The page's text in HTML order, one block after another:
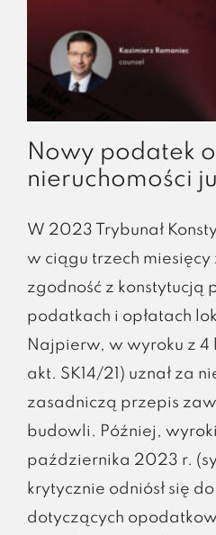
Nowy podatek
nieruchomości
W 2023 Trybunał
w ciągu trzech miesięcy
zgodność z konstytucją
podatkach i opłatach
Najpierw, w wyroku z 4
akt. SK14/21) uznał za
zasadniczą przepis
budowli. Później,
października 2023 r.
krytycznie odniósł się
dotyczących